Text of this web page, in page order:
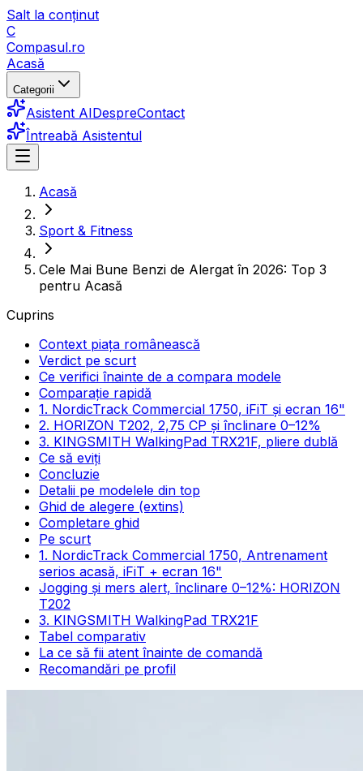
Salt la conținut
C
Compasul.ro
Acasă
Categorii
Asistent AIDespreContact
Întreabă Asistentul
Acasă
Sport & Fitness
Cele Mai Bune Benzi de Alergat în 2026: Top 3
pentru Acasă
Cuprins
Context piața românească
Verdict pe scurt
Ce verifici înainte de a compara modele
Comparație rapidă
1. NordicTrack Commercial 1750, iFiT și ecran 16"
2. HORIZON T202, 2,75 CP și înclinare 0–12%
3. KINGSMITH WalkingPad TRX21F, pliere dublă
Ce să eviți
Concluzie
Detalii pe modelele din top
Ghid de alegere (extins)
Completare ghid
Pe scurt
1. NordicTrack Commercial 1750, Antrenament
serios acasă, iFiT + ecran 16"
Jogging și mers alert, înclinare 0–12%: HORIZON
T202
3. KINGSMITH WalkingPad TRX21F
Tabel comparativ
La ce să fii atent înainte de comandă
Recomandări pe profil